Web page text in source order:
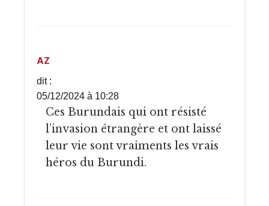
AZ
dit :
05/12/2024 à 10:28
Ces Burundais qui ont résisté
l’invasion étrangère et ont laissé
leur vie sont vraiments les vrais
héros du Burundi.